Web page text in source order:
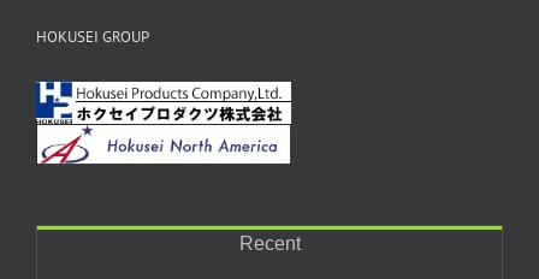
HOKUSEI GROUP
Recent